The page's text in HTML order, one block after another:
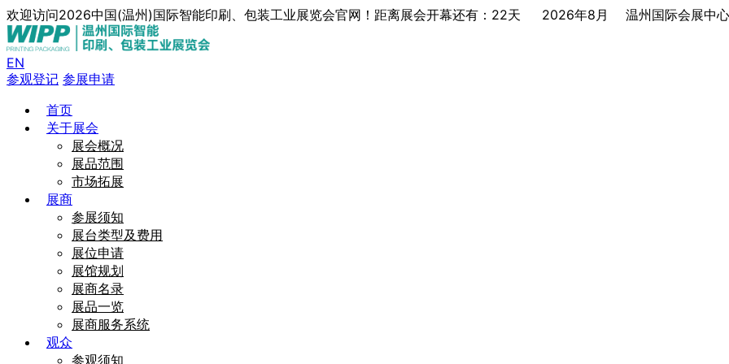
欢迎访问2026中国(温州)国际智能印刷、包装工业展览会官网！距离展会开幕还有：22天 2026年8月 温州国际会展中心
EN
参观登记 参展申请
首页
关于展会
展会概况
展品范围
市场拓展
展商
参展须知
展台类型及费用
展位申请
展馆规划
展商名录
展品一览
展商服务系统
观众
参观须知